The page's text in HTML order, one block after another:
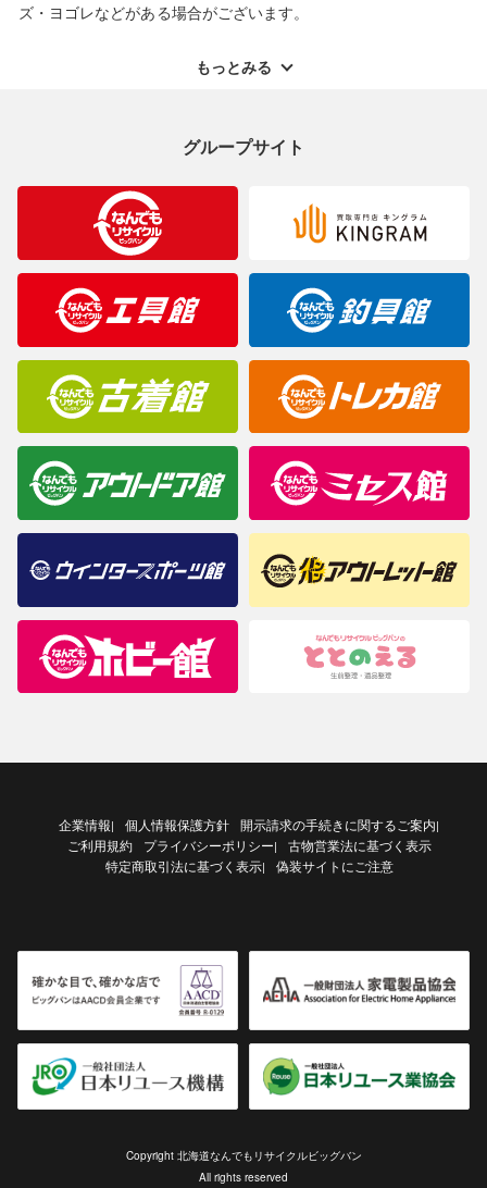
ズ・ヨゴレなどがある場合がございます。
ご理解くださいますようお願い申し上げます。
合がございますのでご了承ください。
※表記したカラー名は、当社が判断した名称を掲載しています。
製造元が定めたカラー名と異なることもあります。色調などご不
明なことがありましたらご購入前にお問い合わせください。
商品について
もっとみる
グループサイト
企業情報| 個人情報保護方針 開示請求の手続きに関するご案内|
ご利用規約 プライバシーポリシー|
古物営業法に基づく表示
特定商取引法に基づく表示| 偽装サイトにご注意
Copyright 北海道なんでもリサイクルビッグバン
All rights reserved